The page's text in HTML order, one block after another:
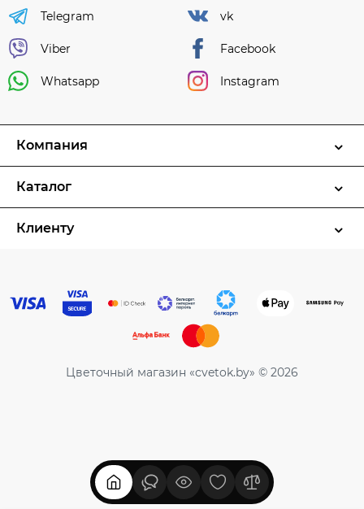
Telegram
Viber
Whatsapp
vk
Facebook
Instagram
Компания
Каталог
Клиенту
Цветочный магазин «cvetok.by» © 2026